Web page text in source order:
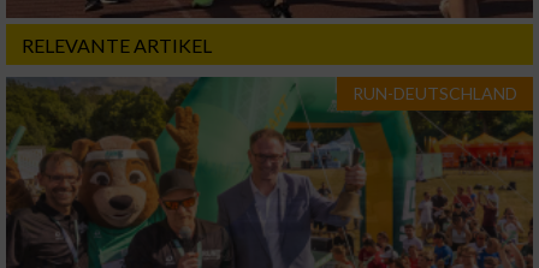
RELEVANTE ARTIKEL
RUN-DEUTSCHLAND
Werbung